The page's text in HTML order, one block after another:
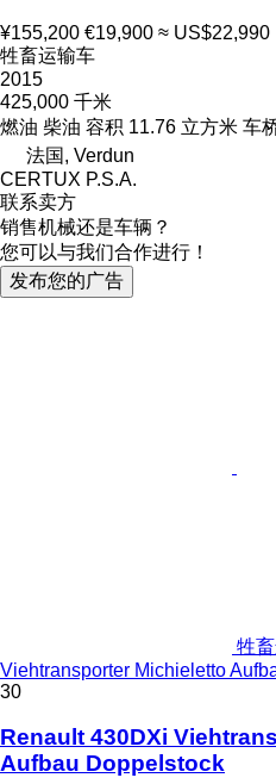
¥155,200 €19,900 ≈ US$22,990
牲畜运输车
2015
425,000 千米
燃油 柴油 容积 11.76 立方米 车
法国, Verdun
CERTUX P.S.A.
联系卖方
销售机械还是车辆？
您可以与我们合作进行！
发布您的广告
牲
Viehtransporter Michieletto
30
Renault 430DXi
Aufbau Doppelstock